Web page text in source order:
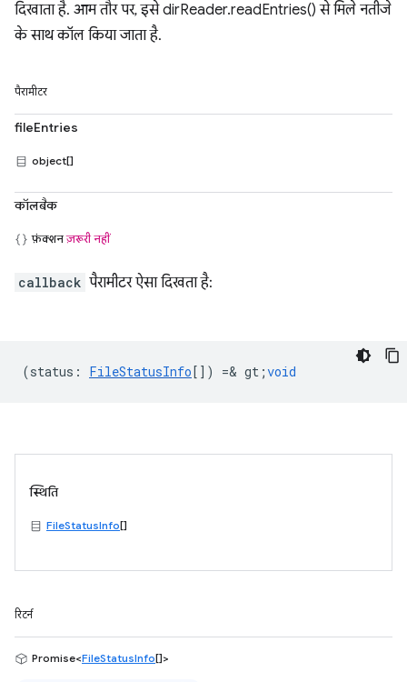
दिखाता है. आम तौर पर, इसे dirReader.readEntries() से मिले नतीजे
के साथ कॉल किया जाता है.
पैरामीटर
fileEntries
object[]
कॉलबैक
फ़ंक्शनज़रूरी नहीं
callback पैरामीटर ऐसा दिखता है:
(status : FileStatusInfo[]) =& gt;void
स्थिति
FileStatusInfo[]
रिटर्न
Promise<FileStatusInfo[]>